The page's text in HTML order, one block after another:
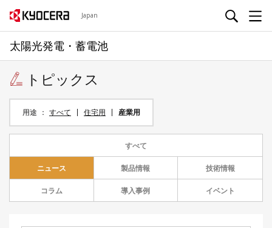
Japan
太陽光発電・蓄電池
トピックス
用途 すべて 住宅用 産業用
すべて
ニュース 製品情報 技術情報
コラム 導入事例 イベント